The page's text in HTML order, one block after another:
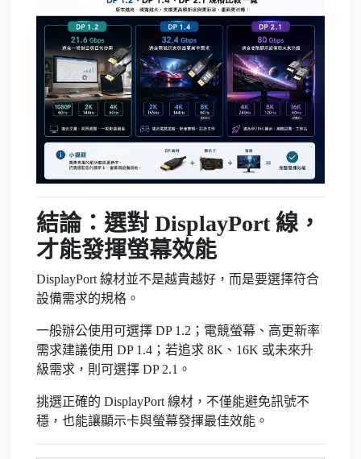
結論：選對 DisplayPort 線，
才能發揮螢幕效能
DisplayPort 線材並不是越貴越好，而是要選擇符合
設備需求的規格。
一般辦公使用可選擇 DP 1.2；電競螢幕、高更新率
需求建議使用 DP 1.4；若追求 8K、16K 或未來升
級需求，則可選擇 DP 2.1。
挑選正確的 DisplayPort 線材，不僅能避免訊號不
穩，也能讓顯示卡與螢幕發揮最佳效能。